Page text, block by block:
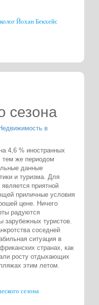
Йохан Бекхейс
сезона
в
4,6 % иностранных
тем же периодом
данные
и туризма. Для
приятной
приличные условия
цене. Ничего
радуются
зарубежных туристов.
соседней
ситуация в
странах, как
росту отдыхающих
этим летом.
сезона